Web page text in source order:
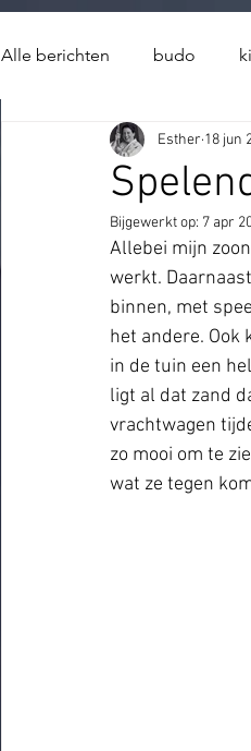
Alle berichten budo
Esther 18 jun
Bijgewerkt op: 7 apr
Allebei mijn
werkt.
binnen, met
het andere. Ook
in de tuin een
ligt al dat zand
vrachtwagen
zo mooi om te
wat ze tegen